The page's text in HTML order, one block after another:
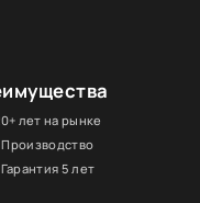
лет на рынке
Производство
Гарантия 5 лет